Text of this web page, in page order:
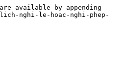
available by appending
nghi-le-hoac-nghi-phep-